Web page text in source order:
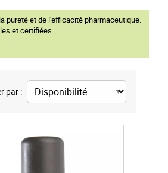
pureté et de l'efficacité pharmaceutique.
et certifiées.
par :